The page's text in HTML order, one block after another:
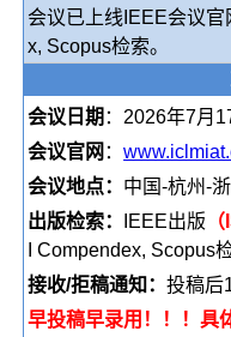
会议已上线IEEE会议
x, Scopus检索。
会议日期 ：2026年7月
会议官网 ：
会议地点： 中国-杭州-
出版检索：
IEEE出版
I Compendex, Scopus
接收/拒稿通知：投稿后
早投稿早录用！！！具